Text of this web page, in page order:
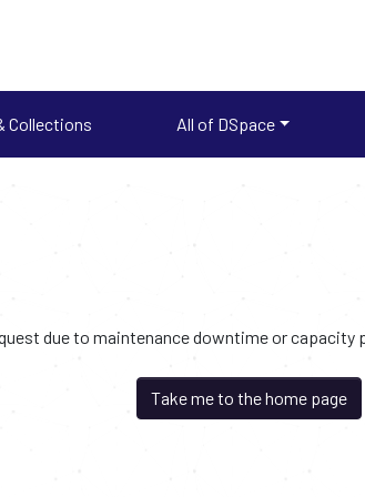
Collections All of DSpace
due to maintenance downtime or capacity
Take me to the home page